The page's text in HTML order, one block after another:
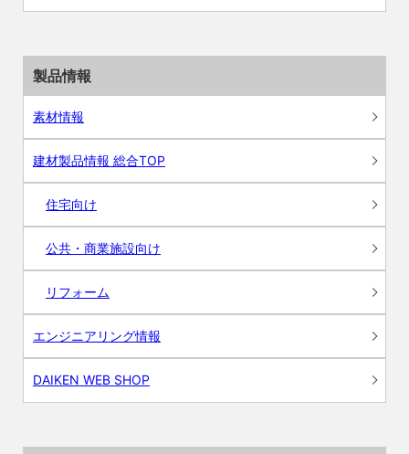
製品情報
素材情報
建材製品情報 総合TOP
住宅向け
公共・商業施設向け
リフォーム
エンジニアリング情報
DAIKEN WEB SHOP